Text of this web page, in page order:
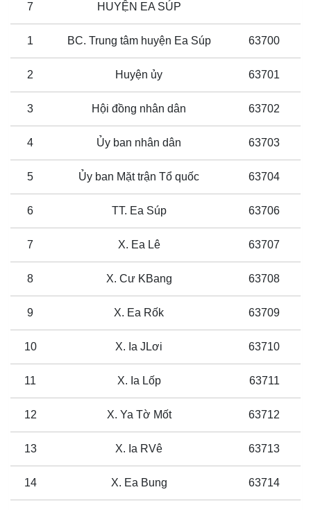
7 HUYỆN EA SÚP
1 BC. Trung tâm huyện Ea Súp 63700
2 Huyện ủy 63701
3 Hội đồng nhân dân 63702
4 Ủy ban nhân dân 63703
5 Ủy ban Mặt trận Tổ quốc 63704
6 TT. Ea Súp 63706
7 X. Ea Lê 63707
8 X. Cư KBang 63708
9 X. Ea Rốk 63709
10 X. Ia JLơi 63710
11 X. Ia Lốp 63711
12 X. Ya Tờ Mốt 63712
13 X. Ia RVê 63713
14 X. Ea Bung 63714